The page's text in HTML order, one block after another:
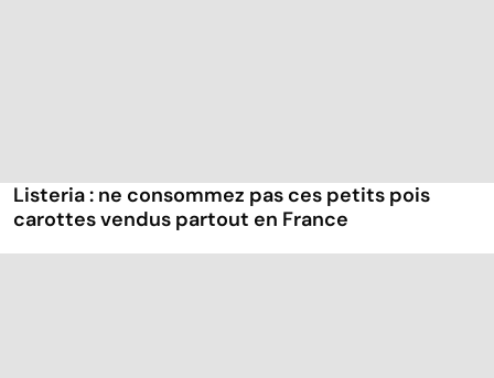
Listeria : ne consommez pas ces petits pois
carottes vendus partout en France